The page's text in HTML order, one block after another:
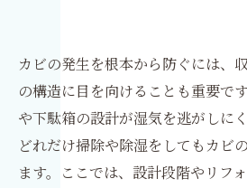
カビの発生を根本から防ぐには、
の構造に目を向けることも重要で
や下駄箱の設計が湿気を逃がしに
どれだけ掃除や除湿をしてもカビ
ます。ここでは、設計段階やリフ